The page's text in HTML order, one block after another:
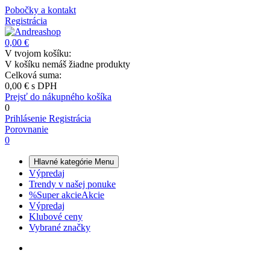
Pobočky a kontakt
Registrácia
0,00 €
V tvojom košíku:
V košíku nemáš žiadne produkty
Celková suma:
0,00 € s DPH
Prejsť do nákupného košíka
0
Prihlásenie Registrácia
Porovnanie
0
Hlavné kategórie Menu
Výpredaj
Trendy v našej ponuke
%Super akcieAkcie
Výpredaj
Klubové ceny
Vybrané značky